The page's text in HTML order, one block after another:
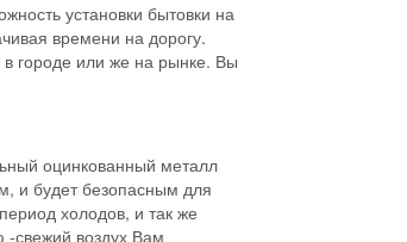
установки бытовки на
времени на дорогу.
городе или же на рынке. Вы
оцинкованный металл
и будет безопасным для
холодов, и так же
-свежий воздух Вам